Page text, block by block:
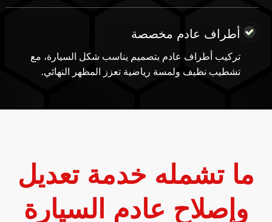
أطراف عادم مخصصة
تركيب أطراف عادم بتصميم يناسب شكل السيارة، مع
تشطيب نظيف ولمسة رياضية تعزز المظهر النهائي.
ما تشمله خدمة تعديل
وإصلاح عادم السيارة